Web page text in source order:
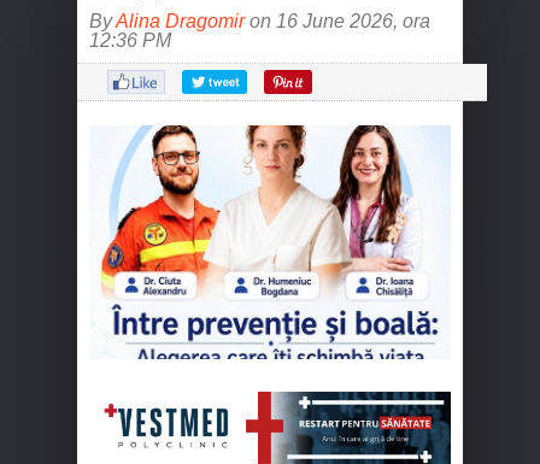
ByAlina Dragomiron 16 June 2026, ora
12:36 PM